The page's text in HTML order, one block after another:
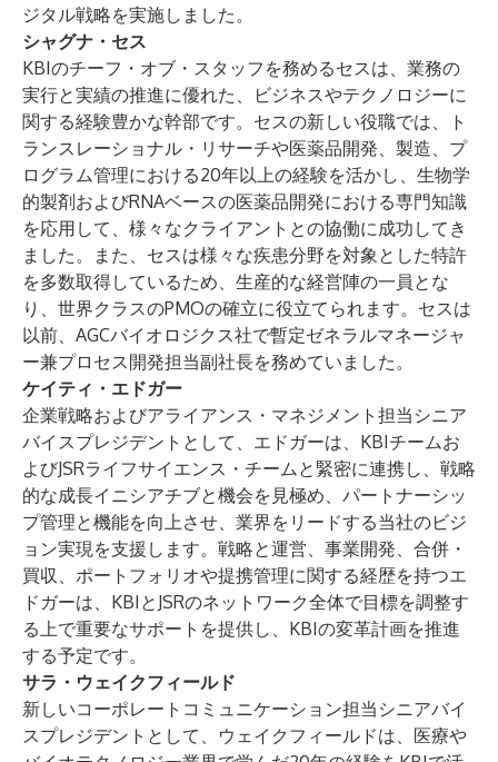
ジタル戦略を実施しました。
シャグナ・セス
KBIのチーフ・オブ・スタッフを務めるセスは、業務の
実行と実績の推進に優れた、ビジネスやテクノロジーに
関する経験豊かな幹部です。セスの新しい役職では、ト
ランスレーショナル・リサーチや医薬品開発、製造、プ
ログラム管理における20年以上の経験を活かし、生物学
的製剤およびRNAベースの医薬品開発における専門知識
を応用して、様々なクライアントとの協働に成功してき
ました。また、セスは様々な疾患分野を対象とした特許
を多数取得しているため、生産的な経営陣の一員とな
り、世界クラスのPMOの確立に役立てられます。セスは
以前、AGCバイオロジクス社で暫定ゼネラルマネージャ
ー兼プロセス開発担当副社長を務めていました。
ケイティ・エドガー
企業戦略およびアライアンス・マネジメント担当シニア
バイスプレジデントとして、エドガーは、KBIチームお
よびJSRライフサイエンス・チームと緊密に連携し、戦略
的な成長イニシアチブと機会を見極め、パートナーシッ
プ管理と機能を向上させ、業界をリードする当社のビジ
ョン実現を支援します。戦略と運営、事業開発、合併・
買収、ポートフォリオや提携管理に関する経歴を持つエ
ドガーは、KBIとJSRのネットワーク全体で目標を調整す
る上で重要なサポートを提供し、KBIの変革計画を推進
する予定です。
サラ・ウェイクフィールド
新しいコーポレートコミュニケーション担当シニアバイ
スプレジデントとして、ウェイクフィールドは、医療や